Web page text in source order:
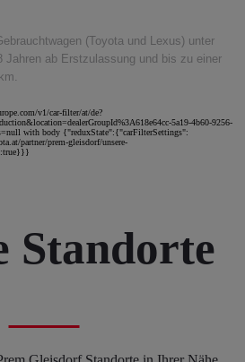
(Toyota und Lexus) unter
Jahren ab Erstzulassung und bis zu einer
v1/car-filter/at/de?
5a19-4b60-9256-
with body {"reduxState":{"carFilterSettings":
partner/prem-gleisdorf/unsere-
Standorte